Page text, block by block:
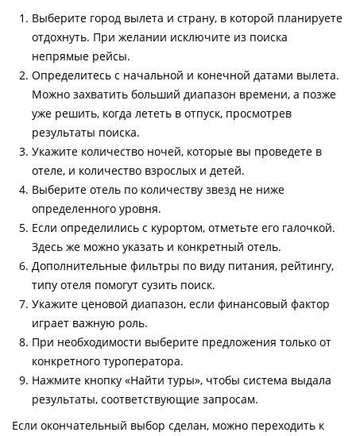
Выберите город вылета и страну, в которой планируете
отдохнуть. При желании исключите из поиска
непрямые рейсы.
Определитесь с начальной и конечной датами вылета.
Можно захватить больший диапазон времени, а позже
уже решить, когда лететь в отпуск, просмотрев
результаты поиска.
Укажите количество ночей, которые вы проведете в
отеле, и количество взрослых и детей.
Выберите отель по количеству звезд не ниже
определенного уровня.
Если определились с курортом, отметьте его галочкой.
Здесь же можно указать и конкретный отель.
Дополнительные фильтры по виду питания, рейтингу,
типу отеля помогут сузить поиск.
Укажите ценовой диапазон, если финансовый фактор
играет важную роль.
При необходимости выберите предложения только от
конкретного туроператора.
Нажмите кнопку «Найти туры», чтобы система выдала
результаты, соответствующие запросам.
Если окончательный выбор сделан, можно переходить к